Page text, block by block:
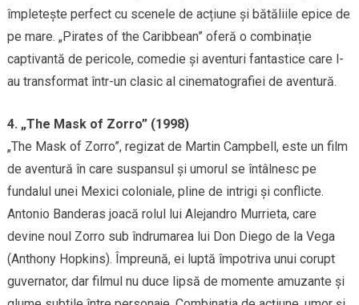
împletește perfect cu scenele de acțiune și bătăliile epice de
pe mare. „Pirates of the Caribbean” oferă o combinație
captivantă de pericole, comedie și aventuri fantastice care l-
au transformat într-un clasic al cinematografiei de aventură.
4. „The Mask of Zorro” (1998)
„The Mask of Zorro”, regizat de Martin Campbell, este un film
de aventură în care suspansul și umorul se întâlnesc pe
fundalul unei Mexici coloniale, pline de intrigi și conflicte.
Antonio Banderas joacă rolul lui Alejandro Murrieta, care
devine noul Zorro sub îndrumarea lui Don Diego de la Vega
(Anthony Hopkins). Împreună, ei luptă împotriva unui corupt
guvernator, dar filmul nu duce lipsă de momente amuzante și